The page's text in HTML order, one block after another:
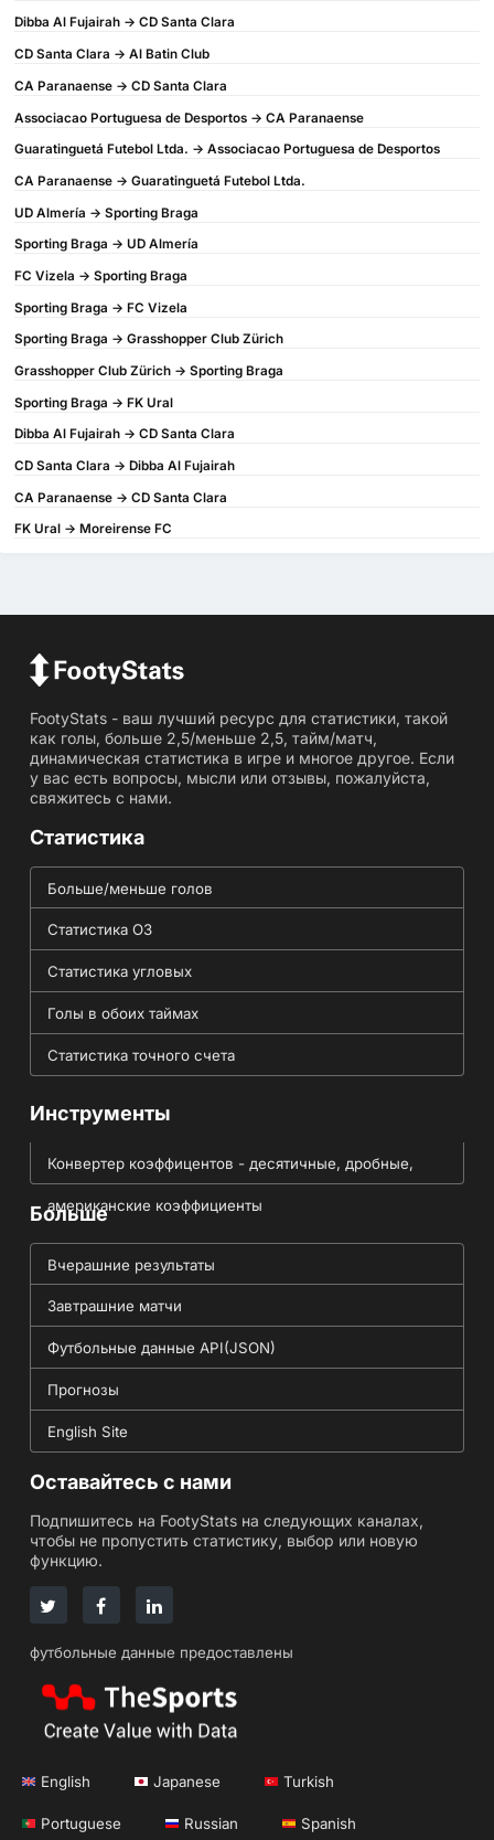
Dibba Al Fujairah -> CD Santa Clara
CD Santa Clara -> Al Batin Club
CA Paranaense -> CD Santa Clara
Associacao Portuguesa de Desportos -> CA Paranaense
Guaratinguetá Futebol Ltda. -> Associacao Portuguesa de Desportos
CA Paranaense -> Guaratinguetá Futebol Ltda.
UD Almería -> Sporting Braga
Sporting Braga -> UD Almería
FC Vizela -> Sporting Braga
Sporting Braga -> FC Vizela
Sporting Braga -> Grasshopper Club Zürich
Grasshopper Club Zürich -> Sporting Braga
Sporting Braga -> FK Ural
Dibba Al Fujairah -> CD Santa Clara
CD Santa Clara -> Dibba Al Fujairah
CA Paranaense -> CD Santa Clara
FK Ural -> Moreirense FC
FootyStats - ваш лучший ресурс для статистики, такой
как голы, больше 2,5/меньше 2,5, тайм/матч,
динамическая статистика в игре и многое другое. Если
у вас есть вопросы, мысли или отзывы, пожалуйста,
свяжитесь с нами.
Статистика
Больше/меньше голов
Статистика ОЗ
Статистика угловых
Голы в обоих таймах
Статистика точного счета
Инструменты
Конвертер коэффицентов - десятичные, дробные,
американские коэффициенты
Больше
Вчерашние результаты
Завтрашние матчи
Футбольные данные API(JSON)
Прогнозы
English Site
Оставайтесь с нами
Подпишитесь на FootyStats на следующих каналах,
чтобы не пропустить статистику, выбор или новую
функцию.
футбольные данные предоставлены
English Japanese Turkish
Portuguese Russian Spanish